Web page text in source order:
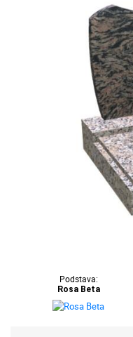
Podstava:
Rosa Beta